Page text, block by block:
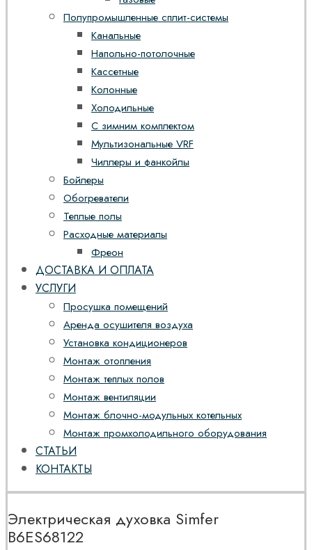
Полупромышленные сплит-системы
Канальные
Напольно-потолочные
Кассетные
Колонные
Холодильные
С зимним комплектом
Мультизональные VRF
Чиллеры и фанкойлы
Бойлеры
Обогреватели
Теплые полы
Расходные материалы
Фреон
ДОСТАВКА И ОПЛАТА
УСЛУГИ
Просушка помещений
Аренда осушителя воздуха
Установка кондиционеров
Монтаж отопления
Монтаж теплых полов
Монтаж вентиляции
Монтаж блочно-модульных котельных
Монтаж промхолодильного оборудования
СТАТЬИ
КОНТАКТЫ
Электрическая духовка Simfer
B6ES68122